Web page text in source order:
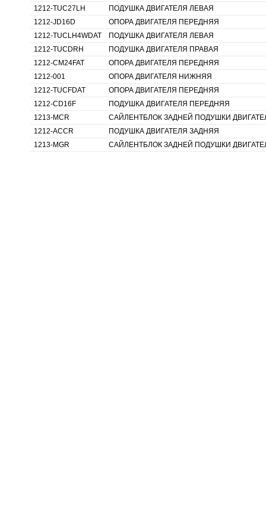
1212-TUC27LH
ПОДУШКА ДВИГАТЕЛЯ ЛЕВАЯ
1212-JD16D
ОПОРА ДВИГАТЕЛЯ ПЕРЕДНЯЯ
1212-TUCLH4WDAT
ПОДУШКА ДВИГАТЕЛЯ ЛЕВАЯ
1212-TUCDRH
ПОДУШКА ДВИГАТЕЛЯ ПРАВАЯ
1212-CM24FAT
ОПОРА ДВИГАТЕЛЯ ПЕРЕДНЯЯ
1212-001
ОПОРА ДВИГАТЕЛЯ НИЖНЯЯ
1212-TUCFDAT
ОПОРА ДВИГАТЕЛЯ ПЕРЕДНЯЯ
1212-CD16F
ПОДУШКА ДВИГАТЕЛЯ ПЕРЕДНЯЯ
1213-MCR
САЙЛЕНТБЛОК ЗАДНЕЙ ПОДУШКИ
1212-ACCR
ПОДУШКА ДВИГАТЕЛЯ ЗАДНЯЯ
1213-MGR
САЙЛЕНТБЛОК ЗАДНЕЙ ПОДУШКИ